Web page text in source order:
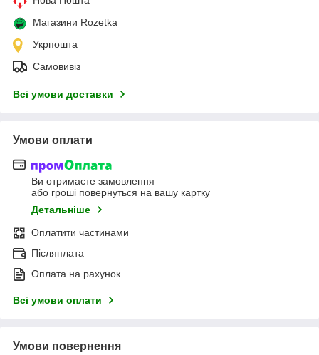
Магазини Rozetka
Укрпошта
Самовивіз
Всі умови доставки
Умови оплати
Ви отримаєте замовлення
або гроші повернуться на вашу картку
Детальніше
Оплатити частинами
Післяплата
Оплата на рахунок
Всі умови оплати
Умови повернення